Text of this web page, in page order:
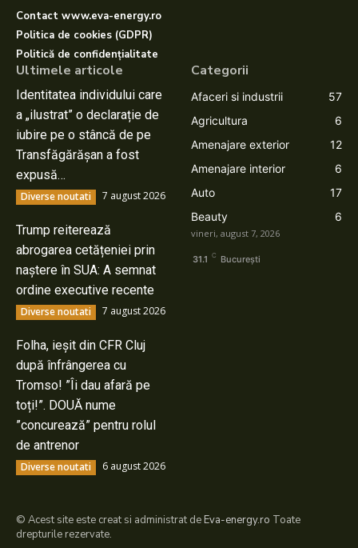
Contact www.eva-energy.ro
Politica de cookies (GDPR)
Politică de confidențialitate
Ultimele articole
Identitatea individului care
a „ilustrat” o declarație de
iubire pe o stâncă de pe
Transfăgărășan a fost
expusă…
Diverse noutati 7 august 2026
Trump reiterează
abrogarea cetățeniei prin
naștere în SUA: A semnat
ordine executive recente
Diverse noutati 7 august 2026
Folha, ieșit din CFR Cluj
după înfrângerea cu
Tromso! ”Îi dau afară pe
toți!”. DOUĂ nume
”concurează” pentru rolul
de antrenor
Diverse noutati 6 august 2026
Categorii
Afaceri si industrii
57
Agricultura
6
Amenajare exterior
12
Amenajare interior
6
Auto
17
Beauty
6
vineri, august 7, 2026
31.1 C București
© Acest site este creat si administrat deEva-energy.ro Toate
drepturile rezervate.